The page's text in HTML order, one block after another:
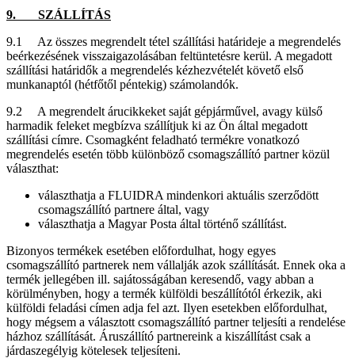
9. SZÁLLÍTÁS
9.1 Az összes megrendelt tétel szállítási határideje a megrendelés
beérkezésének visszaigazolásában feltüntetésre kerül. A megadott
szállítási határidők a megrendelés kézhezvételét követő első
munkanaptól (hétfőtől péntekig) számolandók.
9.2 A megrendelt árucikkeket saját gépjárművel, avagy külső
harmadik feleket megbízva szállítjuk ki az Ön által megadott
szállítási címre. Csomagként feladható termékre vonatkozó
megrendelés esetén több különböző csomagszállító partner közül
választhat:
választhatja a FLUIDRA mindenkori aktuális szerződött
csomagszállító partnere által, vagy
választhatja a Magyar Posta által történő szállítást.
Bizonyos termékek esetében előfordulhat, hogy egyes
csomagszállító partnerek nem vállalják azok szállítását. Ennek oka a
termék jellegében ill. sajátosságában keresendő, vagy abban a
körülményben, hogy a termék külföldi beszállítótól érkezik, aki
külföldi feladási címen adja fel azt. Ilyen esetekben előfordulhat,
hogy mégsem a választott csomagszállító partner teljesíti a rendelése
házhoz szállítását. Áruszállító partnereink a kiszállítást csak a
járdaszegélyig kötelesek teljesíteni.